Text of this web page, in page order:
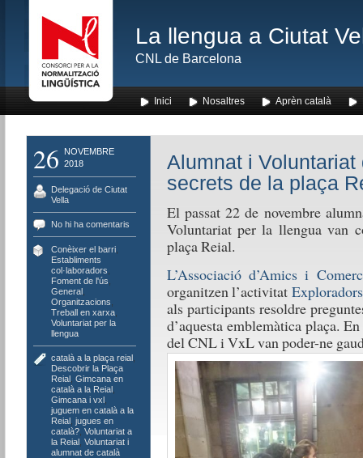
La llengua a Ciutat
CNL de Barcelona
Inici Nosaltres Aprèn català
26
NOVEMBRE
2018
Delegació de Ciutat
Vella
No hi ha comentaris
Conèixer el barri,
Establiments
col·laboradors
Foment de l'ús
General,
Organitzacions
Treball en xarxa,
Voluntariat per la
llengua
català a la plaça reial,
Descobrir la Plaça
Reial, Gimcana en
català a la Reial,
Gimcana i vxl,
juguem en català a la
Reial, jugues en
català?, Voluntariat a
la Reial, Voluntariat i
alumnat de català
Alumnat i
secrets de la plaça
El passat 22 de novembre
Voluntariat per la llengua van
plaça Reial.
L’Associació d’Amics i
organitzen l’activitat
als participants resoldre
d’aquesta emblemàtica plaça.
del CNL i VxL van poder-ne